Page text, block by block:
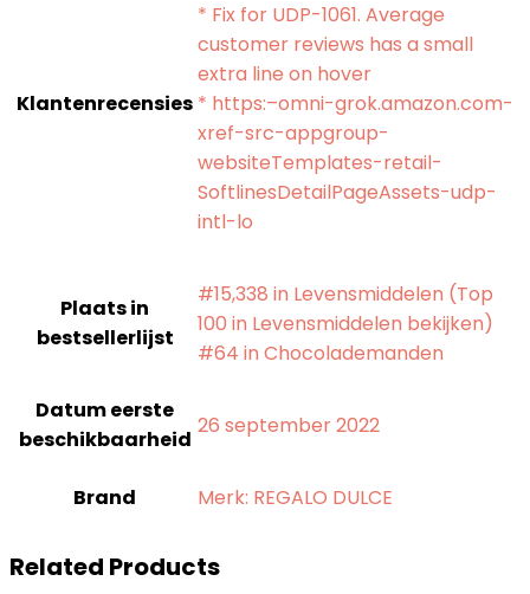
Klantenrecensies
* Fix for UDP-1061. Average
customer reviews has a small
extra line on hover
* https:–omni-grok.amazon.com-
xref-src-appgroup-
websiteTemplates-retail-
SoftlinesDetailPageAssets-udp-
intl-lo
Plaats in
bestsellerlijst
#15,338 in Levensmiddelen (Top
100 in Levensmiddelen bekijken)
#64 in Chocolademanden
Datum eerste
beschikbaarheid
26 september 2022
Brand Merk: REGALO DULCE
Related Products